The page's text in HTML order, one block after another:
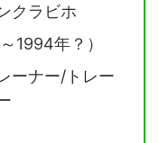
ラビホ
1994年？）
ナー/トレー